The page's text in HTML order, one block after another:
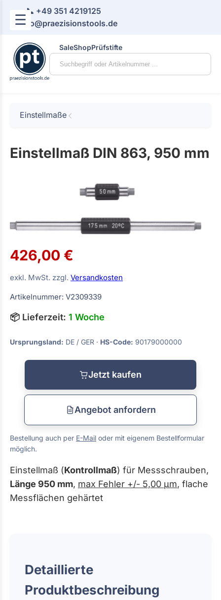
☰
📞 +49 351 4219125
📧 info@praezisionstools.de
SaleShopPrüfstifte
Einstellmaße
Einstellmaß DIN 863, 950 mm
426,00 €
exkl. MwSt. zzgl. Versandkosten
Artikelnummer: V2309339
📦 Lieferzeit: 1 Woche
Ursprungsland: DE / GER · HS-Code: 90179000000
Jetzt kaufen
Angebot anfordern
Bestellung auch per E-Mail oder mit eigenem Bestellformular
möglich.
Einstellmaß (Kontrollmaß) für Messschrauben,
Länge 950 mm, max Fehler +/- 5,00 µm, flache
Messflächen gehärtet
Detaillierte
Produktbeschreibung